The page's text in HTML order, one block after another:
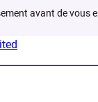
avant de vous